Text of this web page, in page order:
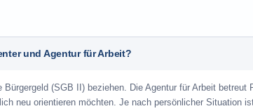
und Agentur für Arbeit?
(SGB II) beziehen. Die Agentur für Arbeit betreut
neu orientieren möchten. Je nach persönlicher Situation